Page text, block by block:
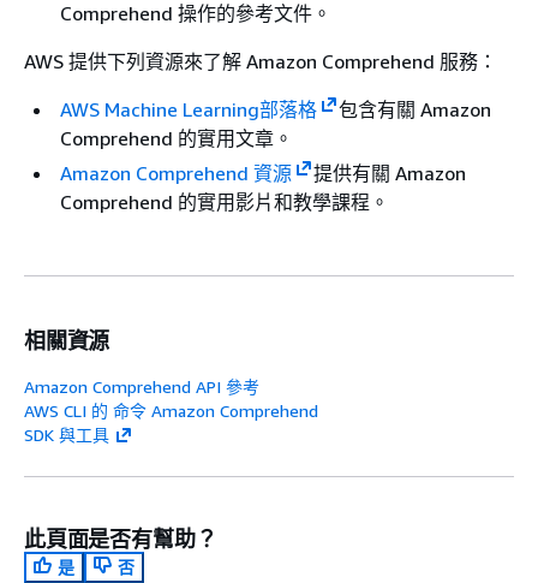
Comprehend 操作的參考文件。
AWS 提供下列資源來了解 Amazon Comprehend 服務：
AWS Machine Learning部落格
包含有關 Amazon
Comprehend 的實用文章。
Amazon Comprehend 資源
提供有關 Amazon
Comprehend 的實用影片和教學課程。
相關資源
Amazon Comprehend API 參考
AWS CLI 的 命令 Amazon Comprehend
SDK 與工具
此頁面是否有幫助？
是
否